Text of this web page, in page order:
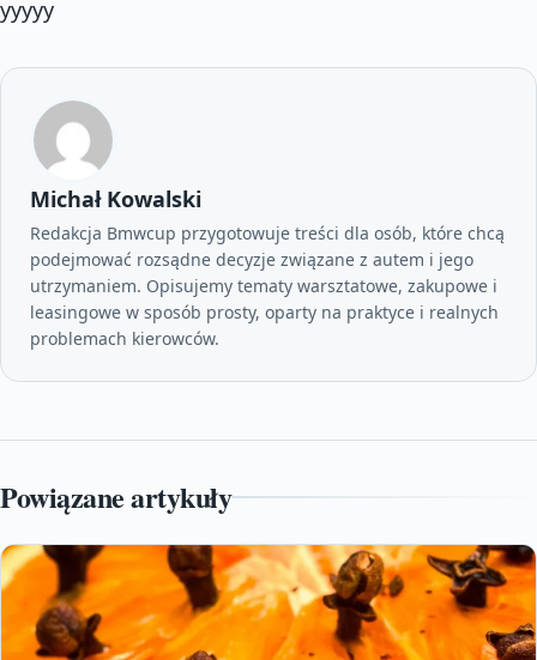
yyyyy
Michał Kowalski
Redakcja Bmwcup przygotowuje treści dla osób, które chcą
podejmować rozsądne decyzje związane z autem i jego
utrzymaniem. Opisujemy tematy warsztatowe, zakupowe i
leasingowe w sposób prosty, oparty na praktyce i realnych
problemach kierowców.
Powiązane artykuły